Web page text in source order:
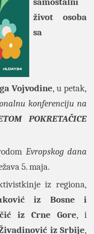
život osoba
sa
Vojvodine, u petak,
konferenciju na
POKRETAČICE
Evropskog dana
5. maja.
iz regiona,
iz Bosne i
iz Crne Gore, i
iz Srbije,